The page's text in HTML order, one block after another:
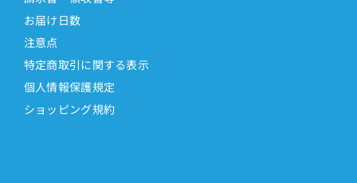
お届け日数
注意点
特定商取引に関する表示
個人情報保護規定
ショッピング規約